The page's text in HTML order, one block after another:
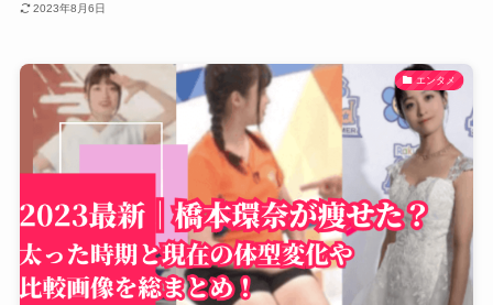
2023年8月6日
エンタメ